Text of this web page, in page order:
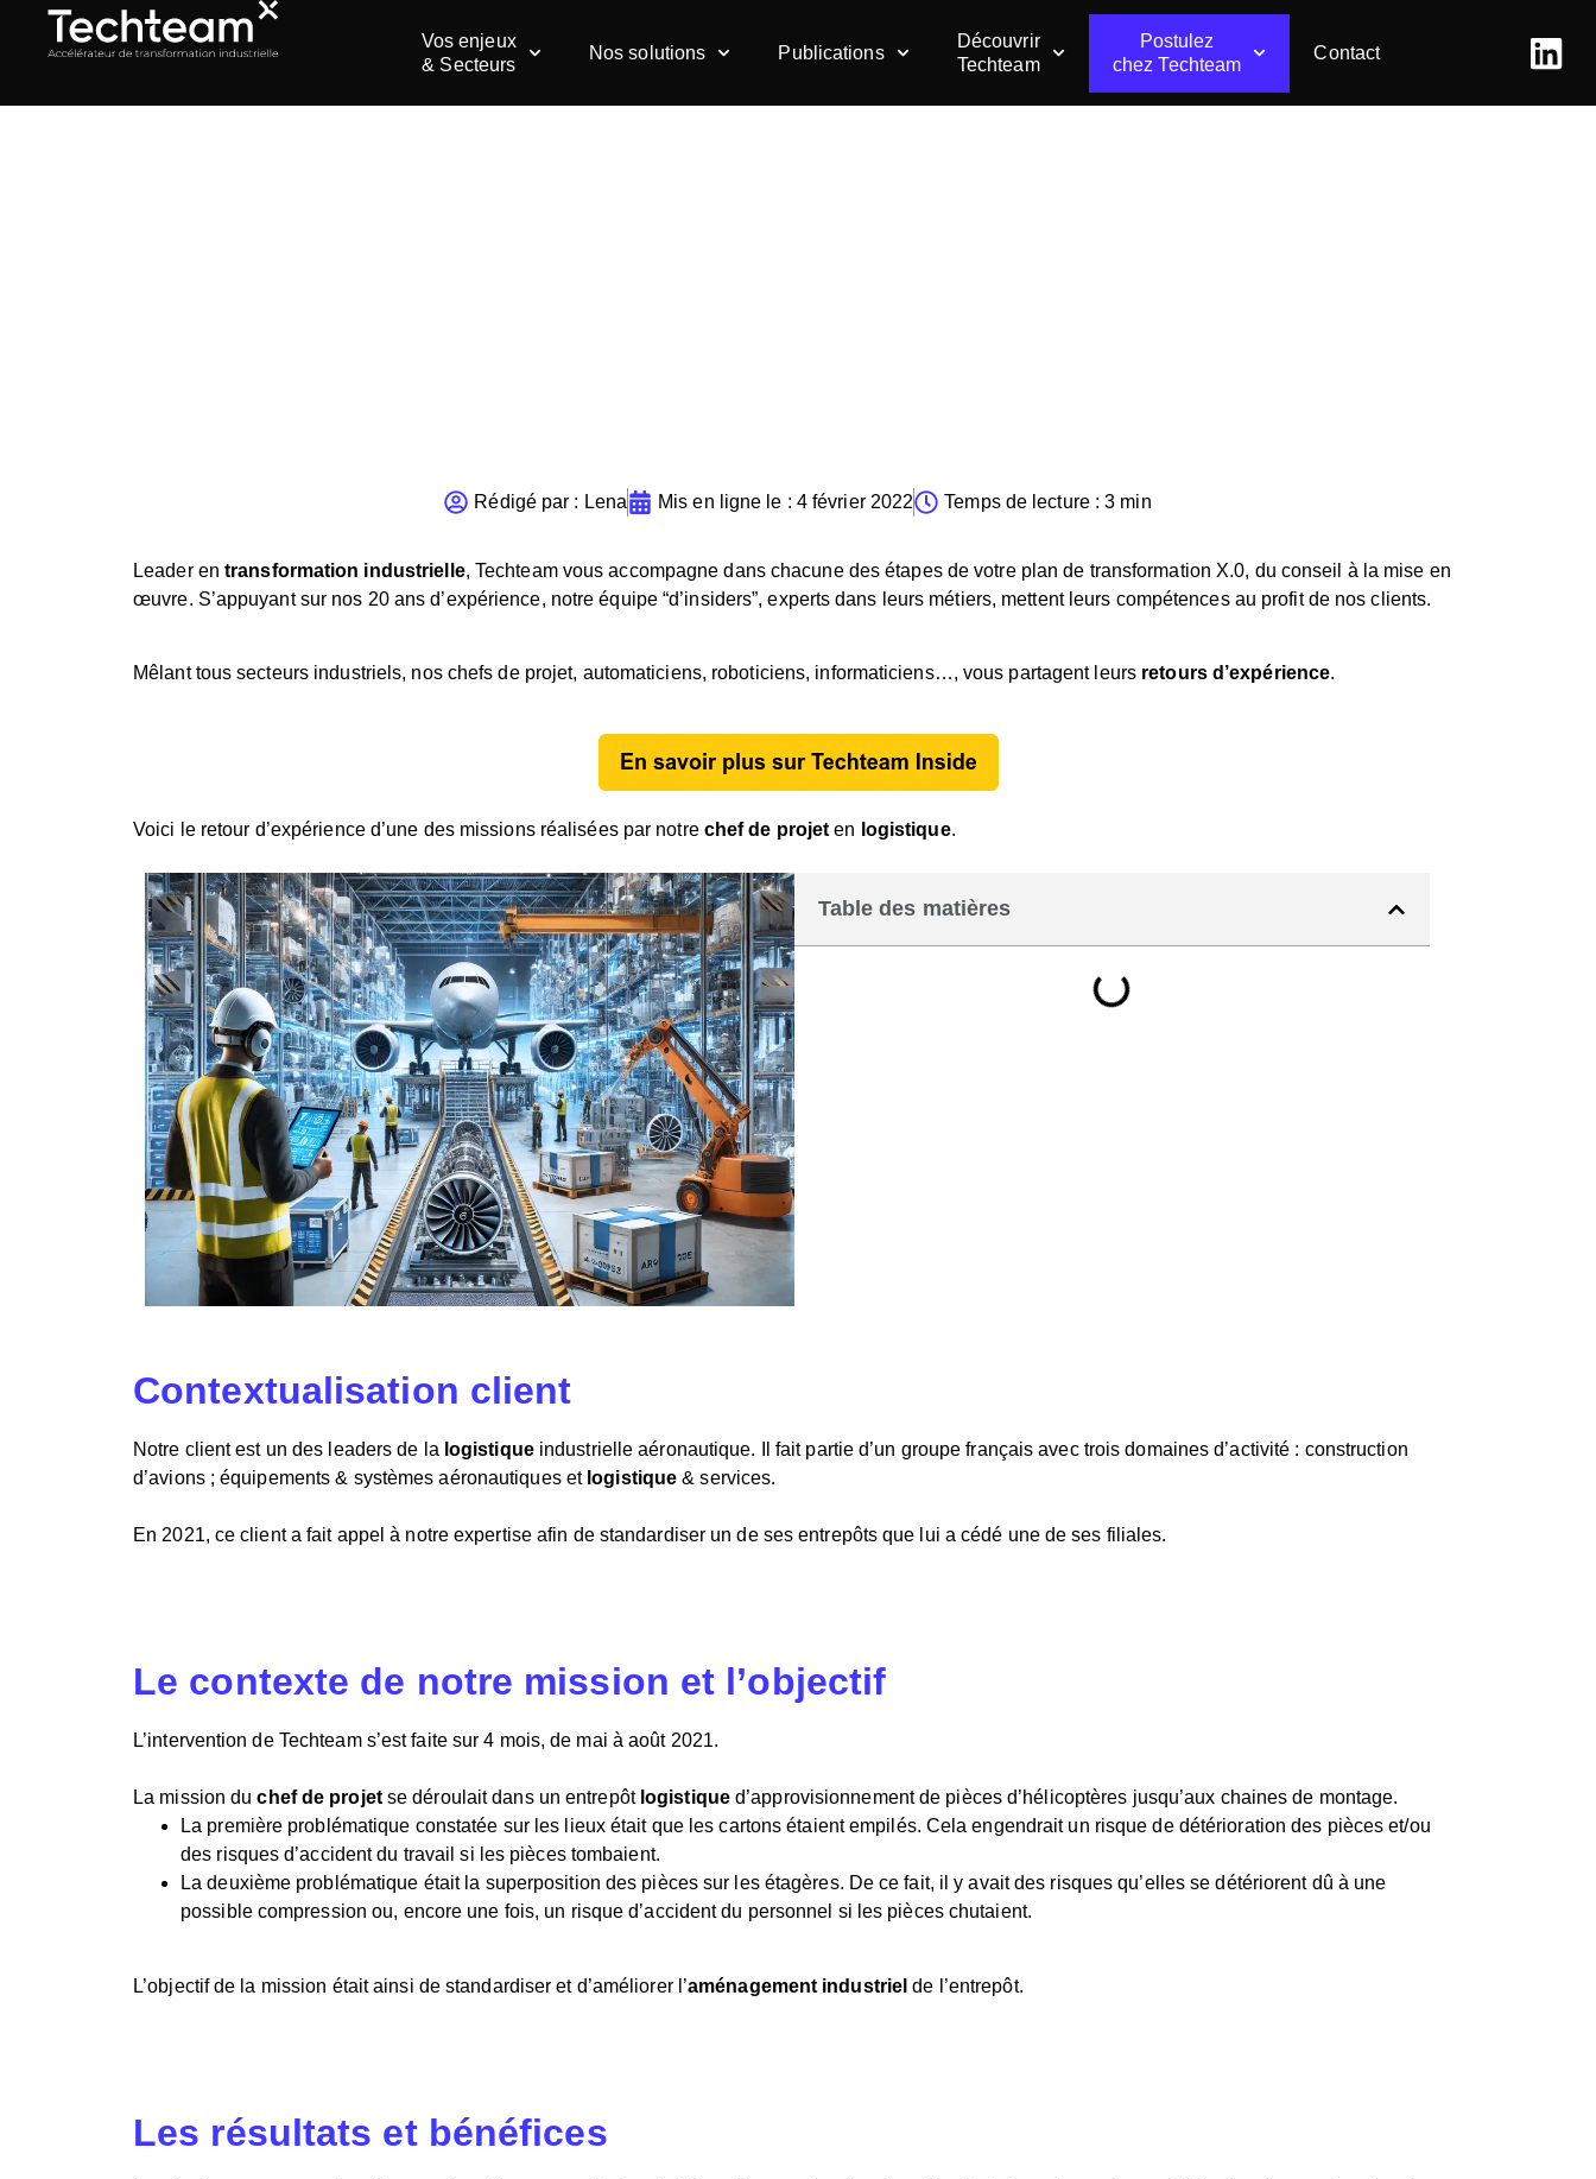
Vos enjeux
& Secteurs
Nos solutions Publications
Découvrir
Techteam
Postulez
chez Techteam
Contact
Rédigé par : Lena Mis en ligne le : 4 février 2022 Temps de lecture : 3 min
Leader en transformation industrielle, Techteam vous accompagne dans chacune des étapes de votre plan de transformation X.0, du conseil à la mise en
œuvre. S’appuyant sur nos 20 ans d’expérience, notre équipe “d’insiders”, experts dans leurs métiers, mettent leurs compétences au profit de nos clients.
Mêlant tous secteurs industriels, nos chefs de projet, automaticiens, roboticiens, informaticiens…, vous partagent leurs retours d’expérience.
Voici le retour d’expérience d’une des missions réalisées par notre chef de projet en logistique.
Table des matières
Contextualisation client
Notre client est un des leaders de la logistiqueindustrielle aéronautique. Il fait partie d’un groupe français avectrois domaines d’activité : construction
d’avions ; équipements & systèmes aéronautiques et logistique & services.
En 2021, ce client a fait appel à notre expertise afin de standardiser un de ses entrepôts que lui a cédé une de ses filiales.
Le contexte de notre mission et l’objectif
L’intervention de Techteam s’est faite sur 4 mois, de mai à août 2021.
La mission duchef de projetse déroulait dans un entrepôtlogistiqued’approvisionnement de pièces d’hélicoptères jusqu’aux chaines de montage.
La première problématique constatée sur les lieux était que les cartons étaient empilés. Cela engendrait un risque de détérioration des pièces et/ou
des risques d’accident du travail si les pièces tombaient.
La deuxième problématique était la superposition des pièces sur les étagères. De ce fait, il y avait des risques qu’elles se détériorent dû à une
possible compression ou, encore une fois, un risque d’accident du personnel si les pièces chutaient.
L’objectif de la mission était ainsi de standardiser et d’améliorer l’aménagement industriel de l’entrepôt.
Les résultats et bénéfices